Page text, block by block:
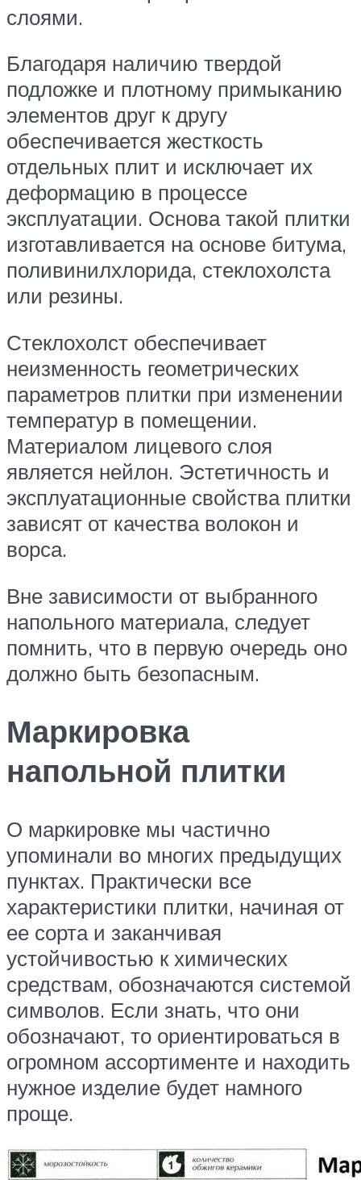
слоями.
Благодаря наличию твердой
подложке и плотному примыканию
элементов друг к другу
обеспечивается жесткость
отдельных плит и исключает их
деформацию в процессе
эксплуатации. Основа такой плитки
изготавливается на основе битума,
поливинилхлорида, стеклохолста
или резины.
Стеклохолст обеспечивает
неизменность геометрических
параметров плитки при изменении
температур в помещении.
Материалом лицевого слоя
является нейлон. Эстетичность и
эксплуатационные свойства плитки
зависят от качества волокон и
ворса.
Вне зависимости от выбранного
напольного материала, следует
помнить, что в первую очередь оно
должно быть безопасным.
Маркировка
напольной плитки
О маркировке мы частично
упоминали во многих предыдущих
пунктах. Практически все
характеристики плитки, начиная от
ее сорта и заканчивая
устойчивостью к химических
средствам, обозначаются системой
символов. Если знать, что они
обозначают, то ориентироваться в
огромном ассортименте и находить
нужное изделие будет намного
проще.